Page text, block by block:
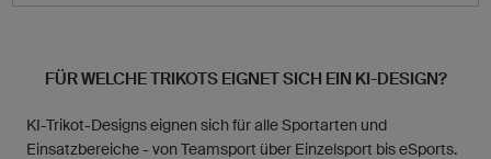
FÜR WELCHE TRIKOTS EIGNET SICH EIN KI-DESIGN?
KI-Trikot-Designs eignen sich für alle Sportarten und
Einsatzbereiche - von Teamsport über Einzelsport bis eSports.